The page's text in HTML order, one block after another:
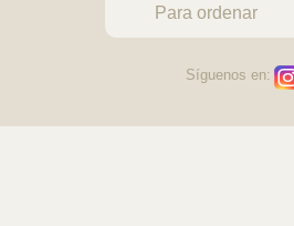
Para ordenar
Síguenos en: